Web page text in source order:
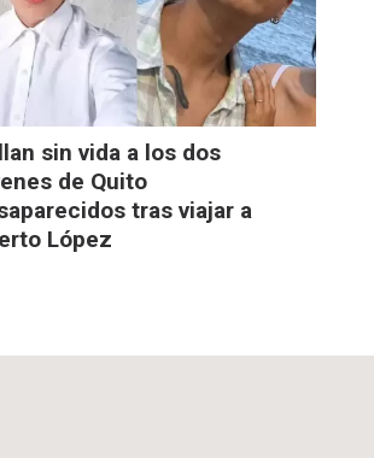
sin vida a los dos
de Quito
tras viajar a
López